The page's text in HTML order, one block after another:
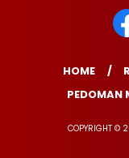
HOME
PEDOMAN
COPYRIGHT ©